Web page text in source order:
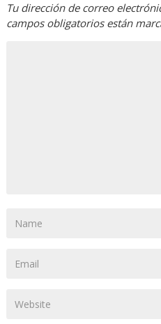
Tu dirección de correo
campos obligatorios están